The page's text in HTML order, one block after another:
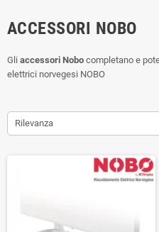
ACCESSORI NOBO
Gli accessori Nobo completano e
elettrici norvegesi NOBO
Rilevanza